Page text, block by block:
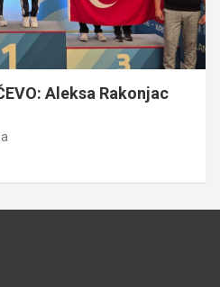
druženja”, evo šta vas